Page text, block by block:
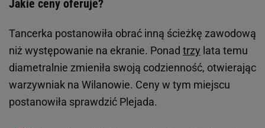
Jakie ceny oferuje?
Tancerka postanowiła obrać inną ścieżkę zawodową
niż występowanie na ekranie. Ponad trzy lata temu
diametralnie zmieniła swoją codzienność, otwierając
warzywniak na Wilanowie. Ceny w tym miejscu
postanowiła sprawdzić Plejada.